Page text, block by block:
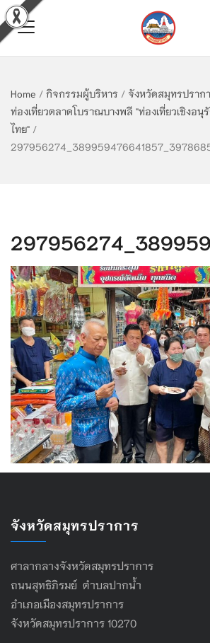
Home / กิจกรรมผู้บริหาร / จังหวัดสมุทรปราก
ท่องเที่ยวตลาดโบราณบางพลี "ท่องเที่ยวเชิง
ไทย" /
จังหวัดสมุทรปราการ
ศาลากลางจังหวัดสมุทรปราการ
ถนนสุทธิภิรมย์ ตำบลปากน้ำ
อำเภอเมืองสมุทรปราการ
จังหวัดสมุทรปราการ 10270